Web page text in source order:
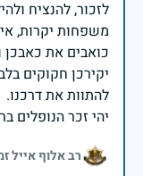
משפחות יקרות,
כואבים את כאבכן
יקירכן חקוקים
יהי זכר הנופלים
רב אלוף אייל